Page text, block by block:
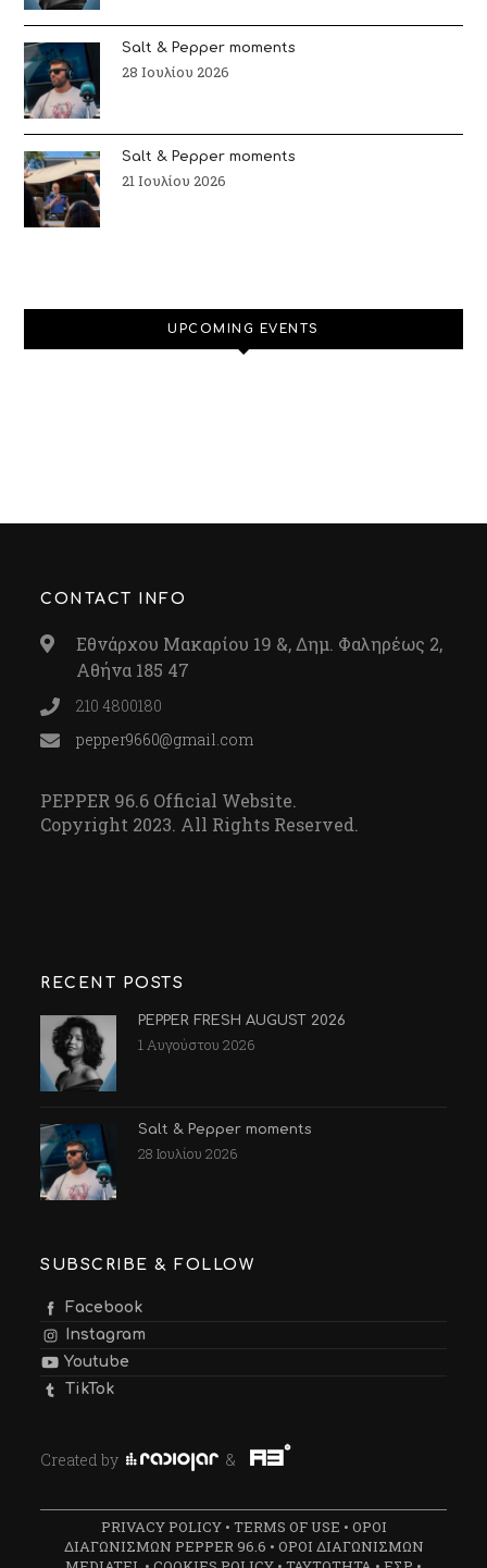
Salt & Pepper moments
28 Ιουλίου 2026
Salt & Pepper moments
21 Ιουλίου 2026
UPCOMING EVENTS
CONTACT INFO
Εθνάρχου Μακαρίου 19 &, Δημ. Φαληρέως 2,
Αθήνα 185 47
210 4800180
pepper9660@gmail.com
PEPPER 96.6 Official Website.
Copyright 2023. All Rights Reserved.
RECENT POSTS
PEPPER FRESH AUGUST 2026
1 Αυγούστου 2026
Salt & Pepper moments
28 Ιουλίου 2026
SUBSCRIBE & FOLLOW
Facebook
Instagram
Youtube
TikTok
Created by &
PRIVACY POLICY• TERMS OF USE • ΟΡΟΙ
ΔΙΑΓΩΝΙΣΜΩΝ PEPPER 96.6 • ΟΡΟΙ ΔΙΑΓΩΝΙΣΜΩΝ